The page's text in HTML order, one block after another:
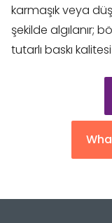
karmaşık veya
şekilde algılanır;
tutarlı baskı